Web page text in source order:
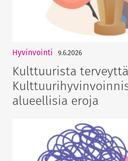
Hyvinvointi 9.6.2026
Kulttuurista
alueellisia eroja